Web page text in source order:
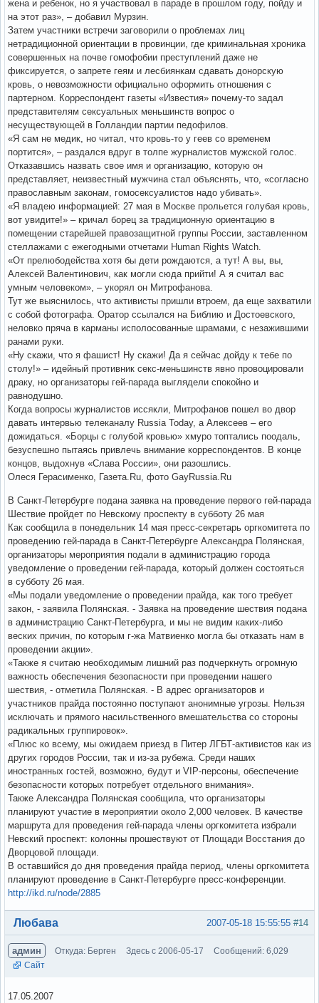
жена и ребенок, но я участвовал в параде в прошлом году, пойду и
на этот раз», – добавил Мурзин.
Затем участники встречи заговорили о проблемах лиц
нетрадиционной ориентации в провинции, где криминальная хроника
совершенных на почве гомофобии преступлений даже не
фиксируется, о запрете геям и лесбиянкам сдавать донорскую
кровь, о невозможности официально оформить отношения с
партерном. Корреспондент газеты «Известия» почему-то задал
представителям сексуальных меньшинств вопрос о
несуществующей в Голландии партии педофилов.
«Я сам не медик, но читал, что кровь-то у геев со временем
портится», – раздался вдруг в толпе журналистов мужской голос.
Отказавшись назвать свое имя и организацию, которую он
представляет, неизвестный мужчина стал объяснять, что, «согласно
православным законам, гомосексуалистов надо убивать».
«Я владею информацией: 27 мая в Москве прольется голубая кровь,
вот увидите!» – кричал борец за традиционную ориентацию в
помещении старейшей правозащитной группы России, заставленном
стеллажами с ежегодными отчетами Human Rights Watch.
«От прелюбодейства хотя бы дети рождаются, а тут! А вы, вы,
Алексей Валентинович, как могли сюда прийти! А я считал вас
умным человеком», – укорял он Митрофанова.
Тут же выяснилось, что активисты пришли втроем, да еще захватили
с собой фотографа. Оратор ссылался на Библию и Достоевского,
неловко пряча в карманы исполосованные шрамами, с незажившими
ранами руки.
«Ну скажи, что я фашист! Ну скажи! Да я сейчас дойду к тебе по
столу!» – идейный противник секс-меньшинств явно провоцировали
драку, но организаторы гей-парада выглядели спокойно и
равнодушно.
Когда вопросы журналистов иссякли, Митрофанов пошел во двор
давать интервью телеканалу Russia Today, а Алексеев – его
дожидаться. «Борцы с голубой кровью» хмуро топтались поодаль,
безуспешно пытаясь привлечь внимание корреспондентов. В конце
концов, выдохнув «Слава России», они разошлись.
Олеся Герасименко, Газета.Ru, фото GayRussia.Ru
В Санкт-Петербурге подана заявка на проведение первого гей-парада
Шествие пройдет по Невскому проспекту в субботу 26 мая
Как сообщила в понедельник 14 мая пресс-секретарь оргкомитета по
проведению гей-парада в Санкт-Петербурге Александра Полянская,
организаторы мероприятия подали в администрацию города
уведомление о проведении гей-парада, который должен состояться
в субботу 26 мая.
«Мы подали уведомление о проведении прайда, как того требует
закон, - заявила Полянская. - Заявка на проведение шествия подана
в администрацию Санкт-Петербурга, и мы не видим каких-либо
веских причин, по которым г-жа Матвиенко могла бы отказать нам в
проведении акции».
«Также я считаю необходимым лишний раз подчеркнуть огромную
важность обеспечения безопасности при проведении нашего
шествия, - отметила Полянская. - В адрес организаторов и
участников прайда постоянно поступают анонимные угрозы. Нельзя
исключать и прямого насильственного вмешательства со стороны
радикальных группировок».
«Плюс ко всему, мы ожидаем приезд в Питер ЛГБТ-активистов как из
других городов России, так и из-за рубежа. Среди наших
иностранных гостей, возможно, будут и VIP-персоны, обеспечение
безопасности которых потребует отдельного внимания».
Также Александра Полянская сообщила, что организаторы
планируют участие в мероприятии около 2,000 человек. В качестве
маршрута для проведения гей-парада члены оргкомитета избрали
Невский проспект: колонны прошествуют от Площади Восстания до
Дворцовой площади.
В оставшийся до дня проведения прайда период, члены оргкомитета
планируют проведение в Санкт-Петербурге пресс-конференции.
http://ikd.ru/node/2885
Вне форума #14
2007-05-18 15:55:55
Любава
админ Откуда: Берген Здесь с 2006-05-17
Сообщений: 6,029
Сайт
17.05.2007